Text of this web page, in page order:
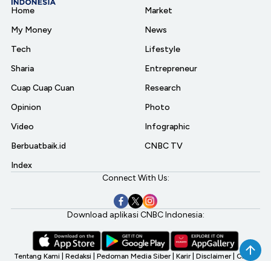
Home
My Money
Tech
Sharia
Cuap Cuap Cuan
Opinion
Video
Berbuatbaik.id
Index
Market
News
Lifestyle
Entrepreneur
Research
Photo
Infographic
CNBC TV
Connect With Us:
Download aplikasi CNBC Indonesia:
Tentang Kami Redaksi Pedoman Media Siber Karir Disclaimer CNBC